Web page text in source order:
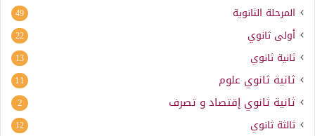
المرحلة الثانوية 49
أولى ثانوي 22
ثانية ثانوي 13
ثانية ثانوي علوم 11
ثانية ثانوي إقتصاد و تصرف 2
ثالثة ثانوي 12